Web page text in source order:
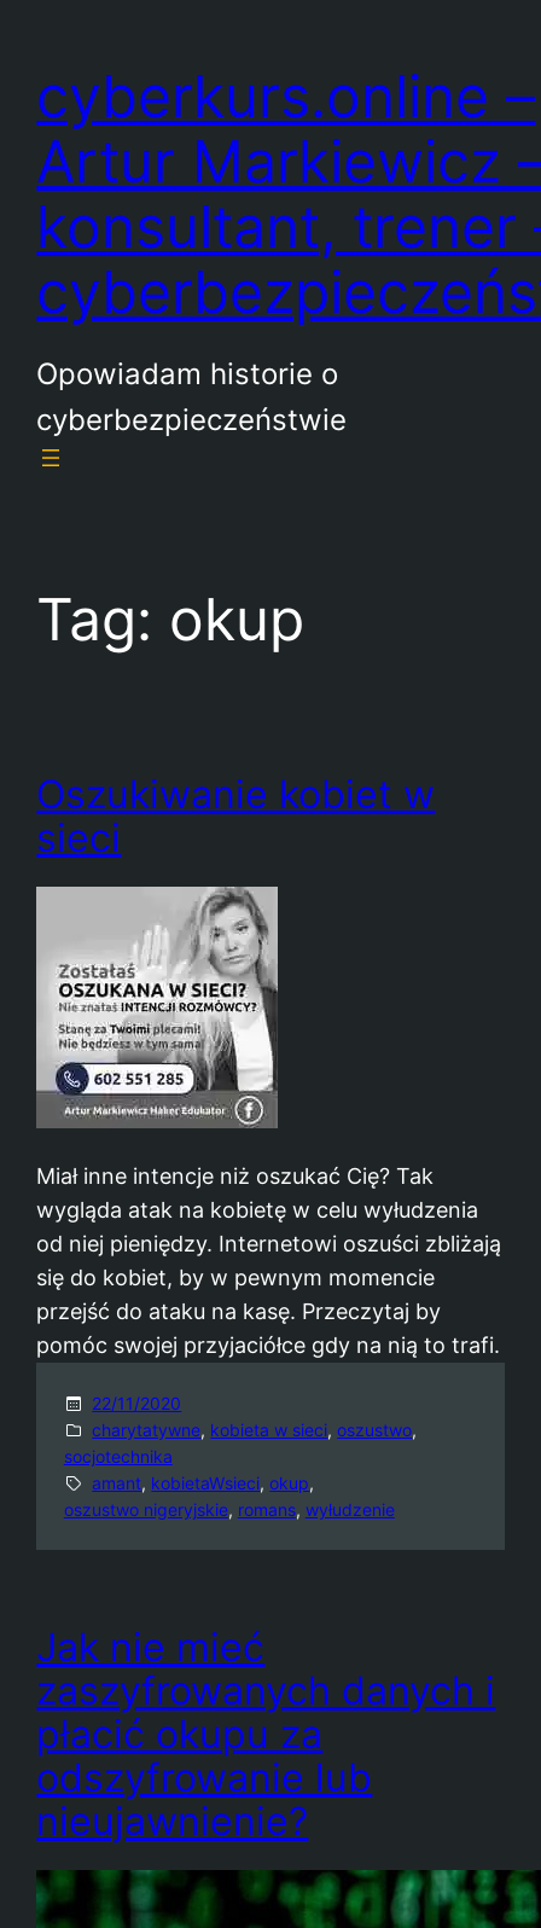
treści
cyberkurs.online –
Artur Markiewicz
konsultant, trener
Opowiadam historie o
cyberbezpieczeństwie
Tag: okup
Oszukiwanie kobiet w
sieci
Miał inne intencje niż oszukać Cię? Tak
wygląda atak na kobietę w celu wyłudzenia
od niej pieniędzy. Internetowi oszuści zbliżają
się do kobiet, by w pewnym momencie
przejść do ataku na kasę. Przeczytaj by
pomóc swojej przyjaciółce gdy na nią to trafi.
22/11/2020
charytatywne, kobieta w sieci, oszustwo,
socjotechnika
amant, kobietaWsieci, okup,
oszustwo nigeryjskie, romans, wyłudzenie
Jak nie mieć
zaszyfrowanych danych i
płacić okupu za
odszyfrowanie lub
nieujawnienie?